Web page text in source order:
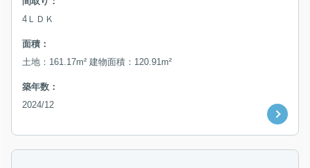
4ＬＤＫ
面積：
土地：161.17m² 建物面積：120.91m²
築年数：
2024/12